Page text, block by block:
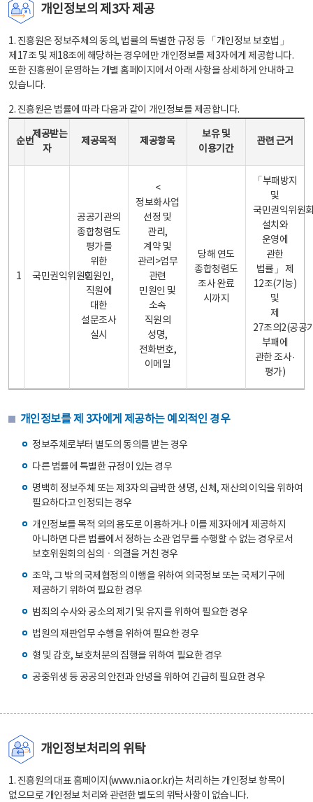
개인정보의 제3자 제공
1. 진흥원은 정보주체의 동의, 법률의 특별한 규정 등 「개인정보 보호법」
제17조 및 제18조에 해당하는 경우에만 개인정보를 제3자에게 제공합니다.
또한 진흥원이 운영하는 개별 홈페이지에서 아래 사항을 상세하게 안내하고
있습니다.
2. 진흥원은 법률에 따라 다음과 같이 개인정보를 제공합니다.
순번
제공받는
자
제공목적 제공항목
보유 및
이용기간
관련 근거
1 국민권익위원회
공공기관의
종합청렴도
평가를
위한
민원인,
직원에
대한
설문조사
실시
<
정보화사업
선정 및
관리,
계약 및
관리>업무
관련
민원인 및
소속
직원의
성명,
전화번호,
이메일
당해 연도
종합청렴도
조사 완료
시까지
「부패방지
및
국민권익위원
설치와
운영에
관한
법률」 제
12조(기능)
및
제
27조의2(공공
부패에
관한 조사·
평가)
개인정보를 제 3자에게 제공하는 예외적인 경우
정보주체로부터 별도의 동의를 받는 경우
다른 법률에 특별한 규정이 있는 경우
명백히 정보주체 또는 제3자의 급박한 생명, 신체, 재산의 이익을 위하여
필요하다고 인정되는 경우
개인정보를 목적 외의 용도로 이용하거나 이를 제3자에게 제공하지
아니하면 다른 법률에서 정하는 소관 업무를 수행할 수 없는 경우로서
보호위원회의 심의ㆍ의결을 거친 경우
조약, 그 밖의 국제협정의 이행을 위하여 외국정보 또는 국제기구에
제공하기 위하여 필요한 경우
범죄의 수사와 공소의 제기 및 유지를 위하여 필요한 경우
법원의 재판업무 수행을 위하여 필요한 경우
형 및 감호, 보호처분의 집행을 위하여 필요한 경우
공중위생 등 공공의 안전과 안녕을 위하여 긴급히 필요한 경우
개인정보처리의 위탁
1. 진흥원의 대표 홈페이지(www.nia.or.kr)는 처리하는 개인정보 항목이
없으므로 개인정보 처리와 관련한 별도의 위탁사항이 없습니다.